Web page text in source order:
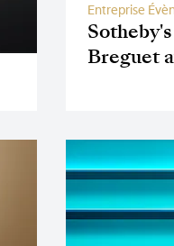
Breguet
Entreprise